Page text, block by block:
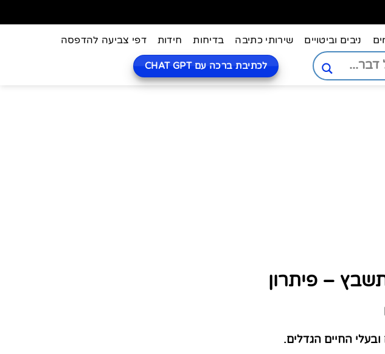
ניבים וביטויים שירותי כתיבה בדיחות חידות דפי צביעה להדפסה
לכתיבת ברכה עם CHAT GPT
– פיתרון
החיים הגדלים.